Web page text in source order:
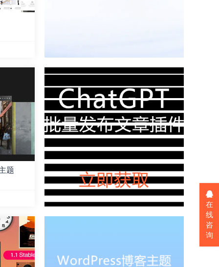
题
在
线
咨
询